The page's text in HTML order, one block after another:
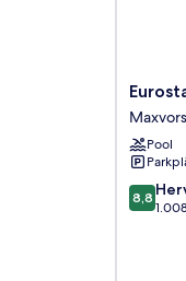
Grand
Central
Pool
8.8
von
8,8